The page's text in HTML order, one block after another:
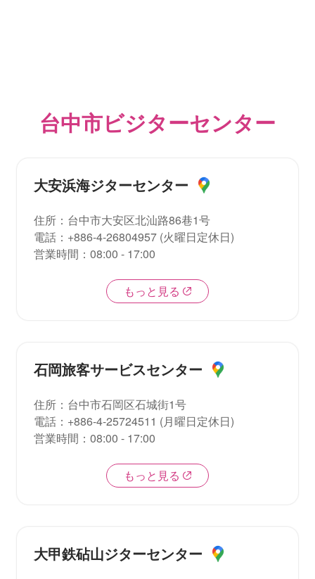
台中市ビジターセンター
大安浜海ジターセンター
住所 ： 台中市大安区北汕路86巷1号
電話 ： +886-4-26804957 (火曜日定休日)
営業時間 ： 08:00 - 17:00
もっと見る
石岡旅客サービスセンター
住所 ： 台中市石岡区石城街1号
電話 ： +886-4-25724511 (月曜日定休日)
営業時間 ： 08:00 - 17:00
もっと見る
大甲鉄砧山ジターセンター